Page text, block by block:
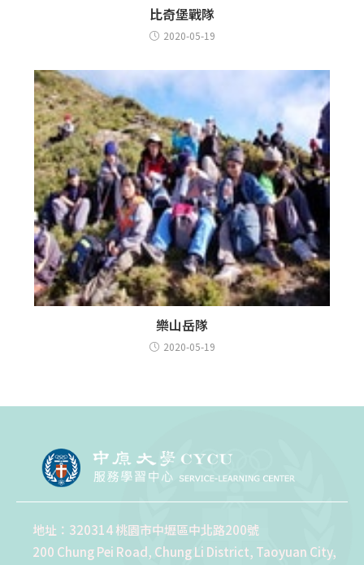
比奇堡戰隊
2020-05-19
樂山岳隊
2020-05-19
地址：320314 桃園市中壢區中北路200號
200 Chung Pei Road, Chung Li District, Taoyuan City,